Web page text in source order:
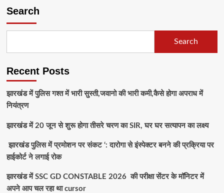
Search
Search
Recent Posts
झारखंड में पुलिस गश्त में भारी सुस्ती,जवानो की भारी कमी,कैसे होगा अपराध में
नियंत्रण
झारखंड में 20 जून से शुरू होगा तीसरे चरण का SIR, घर घर सत्यापन का लक्ष्य
झारखंड पुलिस में प्रमोशन पर संकट ‘: दारोगा से इंस्पेक्टर बनने की प्रक्रिया पर
हाईकोर्ट ने लगाई रोक
झारखंड में SSC GD CONSTABLE 2026 की परीक्षा सेंटर के मॉनिटर में
अपने आप चल रहा था cursor